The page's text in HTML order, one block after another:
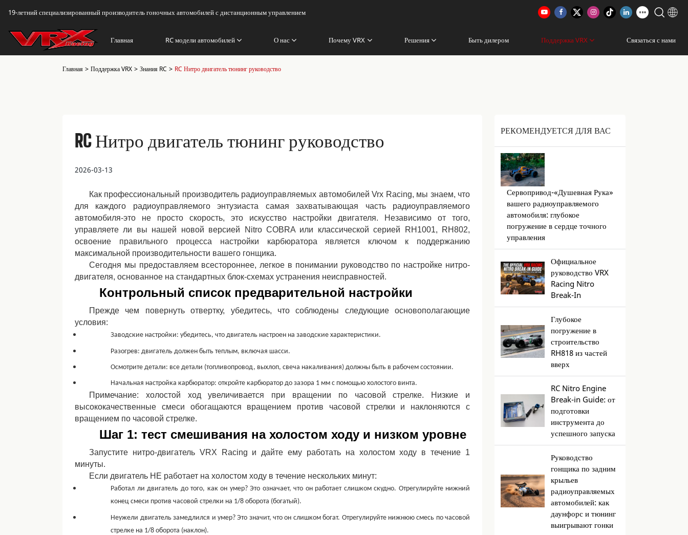
19-летний специализированный производитель гоночных автомобилей с дистанционным управлением
Главная RC модели автомобилей О нас Почему VRX Решения Быть дилером Поддержка VRX Связаться с нами
Главная Поддержка VRX Знания RC RC Нитро двигатель тюнинг руководство
RC Нитро двигатель тюнинг руководство
2026-03-13
Как профессиональный производитель радиоуправляемых автомобилей Vrx Racing, мы знаем, что
для каждого радиоуправляемого энтузиаста самая захватывающая часть радиоуправляемого
автомобиля-это не просто скорость, это искусство настройки двигателя. Независимо от того,
управляете ли вы нашей новой версией Nitro COBRA или классической серией RH1001, RH802,
освоение правильного процесса настройки карбюратора является ключом к поддержанию
максимальной производительности вашего гонщика.
Сегодня мы предоставляем всестороннее, легкое в понимании руководство по настройке нитро-
двигателя, основанное на стандартных блок-схемах устранения неисправностей.
Контрольный список предварительной настройки
Прежде чем повернуть отвертку, убедитесь, что соблюдены следующие основополагающие
условия:
Заводские настройки: убедитесь, что двигатель настроен на заводские характеристики.
Разогрев: двигатель должен быть теплым, включая шасси.
Осмотрите детали: все детали (топливопровод, выхлоп, свеча накаливания) должны быть в рабочем состоянии.
Начальная настройка карбюратор: откройте карбюратор до зазора 1 мм с помощью холостого винта.
Примечание: холостой ход увеличивается при вращении по часовой стрелке. Низкие и
высококачественные смеси обогащаются вращением против часовой стрелки и наклоняются с
вращением по часовой стрелке.
Шаг 1: тест смешивания на холостом ходу и низком уровне
Запустите нитро-двигатель VRX Racing и дайте ему работать на холостом ходу в течение 1
минуты.
Если двигатель НЕ работает на холостом ходу в течение нескольких минут:
Работал ли двигатель до того, как он умер? Это означает, что он работает слишком скудно. Отрегулируйте нижний
конец смеси против часовой стрелки на 1/8 оборота (богатый).
Неужели двигатель замедлился и умер? Это значит, что он слишком богат. Отрегулируйте нижнюю смесь по часовой
стрелке на 1/8 оборота (наклон).
РЕКОМЕНДУЕТСЯ ДЛЯ ВАС
Сервопривод-«Душевная Рука»
вашего радиоуправляемого
автомобиля: глубокое
погружение в сердце точного
управления
Официальное
руководство VRX
Racing Nitro
Break-In
Глубокое
погружение в
строительство
RH818 из частей
вверх
RC Nitro Engine
Break-in Guide: от
подготовки
инструмента до
успешного запуска
Руководство
гонщика по задним
крыльев
радиоуправляемых
автомобилей: как
даунфорс и тюнинг
выигрывают гонки